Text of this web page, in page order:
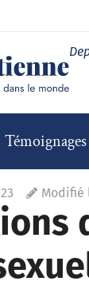
Témoignages
Modifié